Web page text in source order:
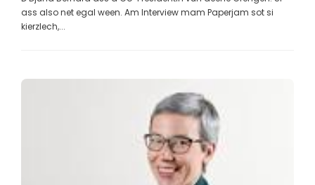
ass also net egal ween. Am Interview mam Paperjam sot si
kierzlech,...